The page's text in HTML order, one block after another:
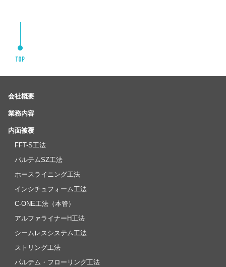
会社概要
業務内容
内面被覆
FFT-S工法
パルテムSZ工法
ホースライニング工法
インシチュフォーム工法
C-ONE工法（本管）
アルファライナーH工法
シームレスシステム工法
ストリング工法
パルテム・フローリング工法